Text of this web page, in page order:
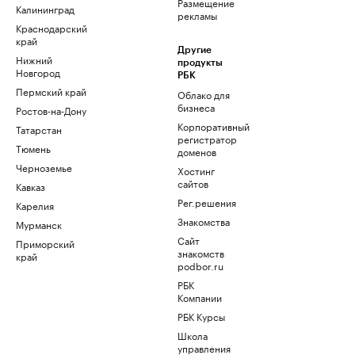
Калининград
Краснодарский
край
Нижний
Новгород
Пермский край
Ростов-на-Дону
Татарстан
Тюмень
Черноземье
Кавказ
Карелия
Мурманск
Приморский
край
рекламы
Другие
продукты
РБК
Облако для
бизнеса
Корпоративный
регистратор
доменов
Хостинг
сайтов
Рег.решения
Знакомства
Сайт
знакомств
podbor.ru
РБК
Компании
РБК Курсы
Школа
управления